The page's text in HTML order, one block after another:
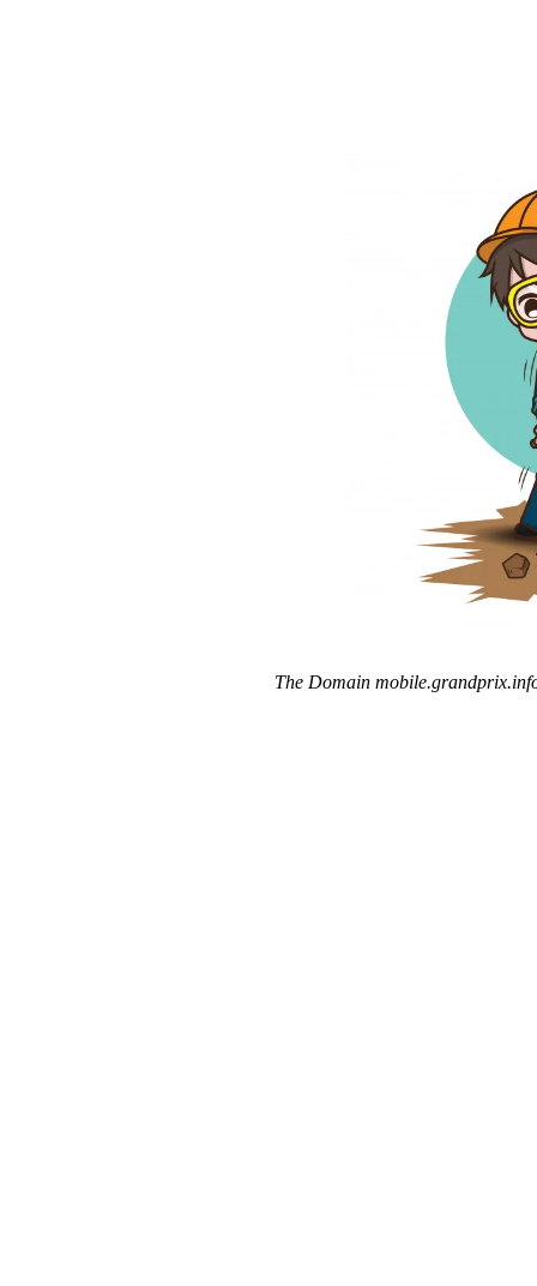
The Domain